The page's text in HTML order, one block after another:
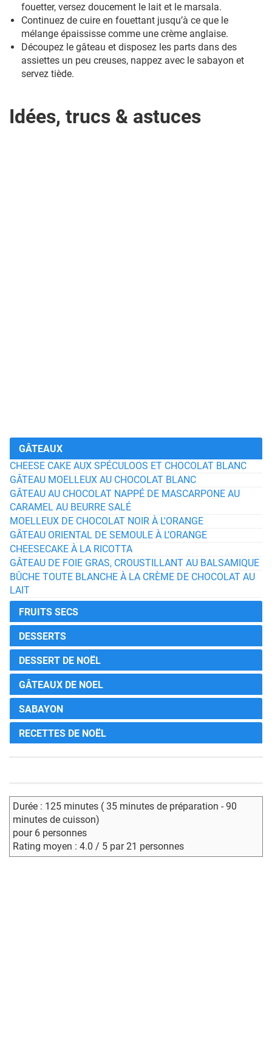
fouetter, versez doucement le lait et le marsala.
Continuez de cuire en fouettant jusqu’à ce que le
mélange épaississe comme une crème anglaise.
Découpez le gâteau et disposez les parts dans des
assiettes un peu creuses, nappez avec le sabayon et
servez tiède.
Idées, trucs & astuces
GÂTEAUX
CHEESE CAKE AUX SPÉCULOOS ET CHOCOLAT BLANC
GÂTEAU MOELLEUX AU CHOCOLAT BLANC
GÂTEAU AU CHOCOLAT NAPPÉ DE MASCARPONE AU
CARAMEL AU BEURRE SALÉ
MOELLEUX DE CHOCOLAT NOIR À L'ORANGE
GÂTEAU ORIENTAL DE SEMOULE À L’ORANGE
CHEESECAKE À LA RICOTTA
GÂTEAU DE FOIE GRAS, CROUSTILLANT AU BALSAMIQUE
BÛCHE TOUTE BLANCHE À LA CRÈME DE CHOCOLAT AU
LAIT
FRUITS SECS
DESSERTS
DESSERT DE NOËL
GÂTEAUX DE NOEL
SABAYON
RECETTES DE NOËL
Durée : 125 minutes ( 35 minutes de préparation - 90
minutes de cuisson)
pour 6 personnes
Rating moyen : 4.0 / 5 par 21 personnes